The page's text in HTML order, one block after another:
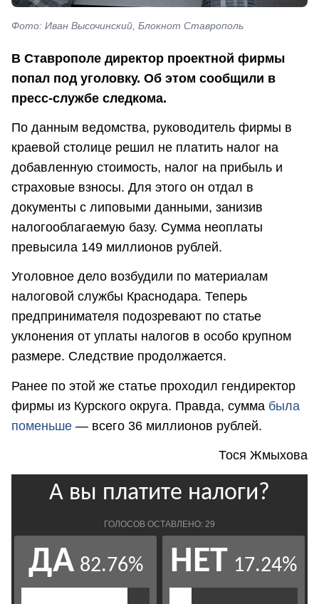
Фото: Иван Высочинский, Блокнот Ставрополь
В Ставрополе директор проектной фирмы
попал под уголовку. Об этом сообщили в
пресс-службе следкома.
По данным ведомства, руководитель фирмы в
краевой столице решил не платить налог на
добавленную стоимость, налог на прибыль и
страховые взносы. Для этого он отдал в
документы с липовыми данными, занизив
налогооблагаемую базу. Сумма неоплаты
превысила 149 миллионов рублей.
Уголовное дело возбудили по материалам
налоговой службы Краснодара. Теперь
предпринимателя подозревают по статье
уклонения от уплаты налогов в особо крупном
размере. Следствие продолжается.
Ранее по этой же статье проходил гендиректор
фирмы из Курского округа. Правда, сумма была
поменьше — всего 36 миллионов рублей.
Тося Жмыхова